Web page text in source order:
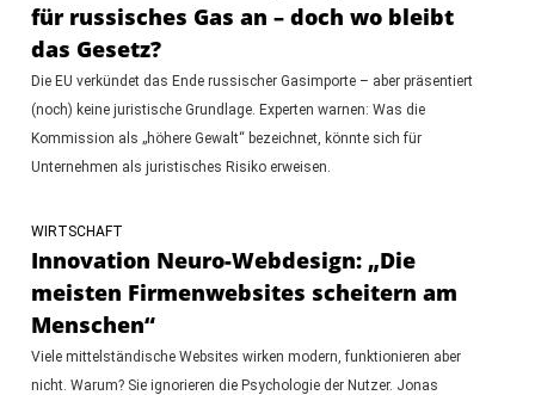
für russisches Gas an – doch wo bleibt
das Gesetz?
Die EU verkündet das Ende russischer Gasimporte – aber präsentiert
(noch) keine juristische Grundlage. Experten warnen: Was die
Kommission als „höhere Gewalt“ bezeichnet, könnte sich für
Unternehmen als juristisches Risiko erweisen.
WIRTSCHAFT
Innovation Neuro-Webdesign: „Die
meisten Firmenwebsites scheitern am
Menschen“
Viele mittelständische Websites wirken modern, funktionieren aber
nicht. Warum? Sie ignorieren die Psychologie der Nutzer. Jonas